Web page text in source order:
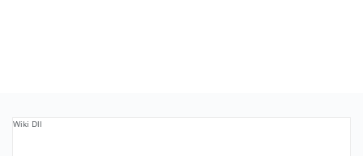
Wiki Dll